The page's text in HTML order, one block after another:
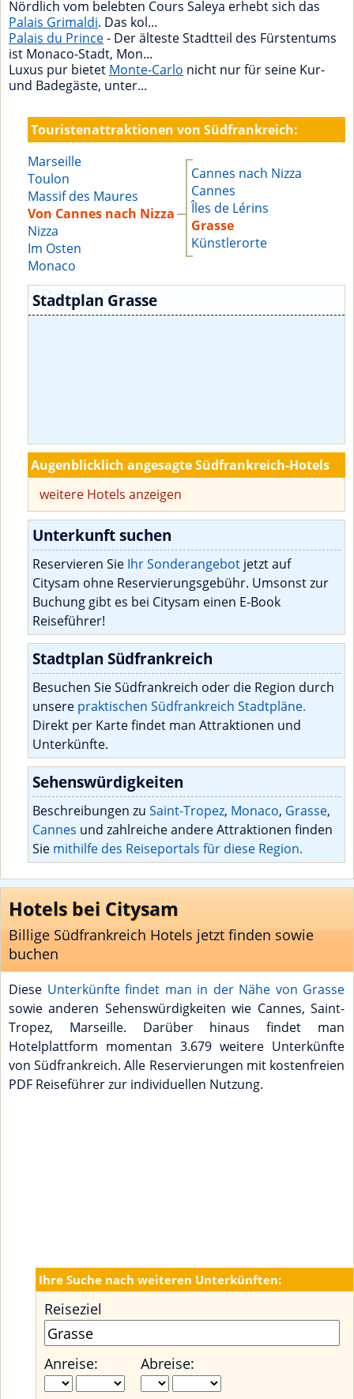
Nördlich vom belebten Cours Saleya erhebt sich das
Palais Grimaldi. Das kol...
Palais du Prince- Der älteste Stadtteil des Fürstentums
ist Monaco-Stadt, Mon...
Luxus pur bietet Monte-Carlo nicht nur für seine Kur-
und Badegäste, unter...
Touristenattraktionen von Südfrankreich:
Marseille
Toulon
Massif des Maures
Von Cannes nach Nizza
Nizza
Im Osten
Monaco
Cannes nach Nizza
Cannes
Îles de Lérins
Grasse
Künstlerorte
Stadtplan Grasse
Augenblicklich angesagte Südfrankreich-Hotels
weitere Hotels anzeigen
Unterkunft suchen
Reservieren Sie Ihr Sonderangebot jetzt auf
Citysam ohne Reservierungsgebühr. Umsonst zur
Buchung gibt es bei Citysam einen E-Book
Reiseführer!
Stadtplan Südfrankreich
Besuchen Sie Südfrankreich oder die Region durch
unsere praktischen Südfrankreich Stadtpläne.
Direkt per Karte findet man Attraktionen und
Unterkünfte.
Sehenswürdigkeiten
Beschreibungen zu Saint-Tropez, Monaco, Grasse,
Cannes und zahlreiche andere Attraktionen finden
Sie mithilfe des Reiseportals für diese Region.
Hotels bei Citysam
Billige Südfrankreich Hotels jetzt finden sowie
buchen
Diese Unterkünfte findet man in der Nähe von Grasse
sowie anderen Sehenswürdigkeiten wie Cannes, Saint-
Tropez, Marseille. Darüber hinaus findet man
Hotelplattform momentan 3.679 weitere Unterkünfte
von Südfrankreich. Alle Reservierungen mit kostenfreien
PDF Reiseführer zur individuellen Nutzung.
Ihre Suche nach weiteren Unterkünften:
Reiseziel
Anreise: Abreise: